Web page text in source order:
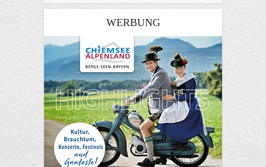
WERBUNG